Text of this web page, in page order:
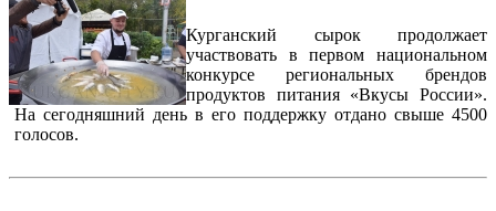
Курганский сырок продолжает
участвовать в первом национальном
конкурсе региональных брендов
продуктов питания «Вкусы России».
На сегодняшний день в его поддержку отдано свыше 4500
голосов.